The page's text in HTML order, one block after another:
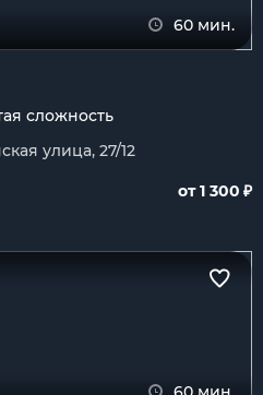
60 мин.
сложность
улица, 27/12
от 1 300 ₽